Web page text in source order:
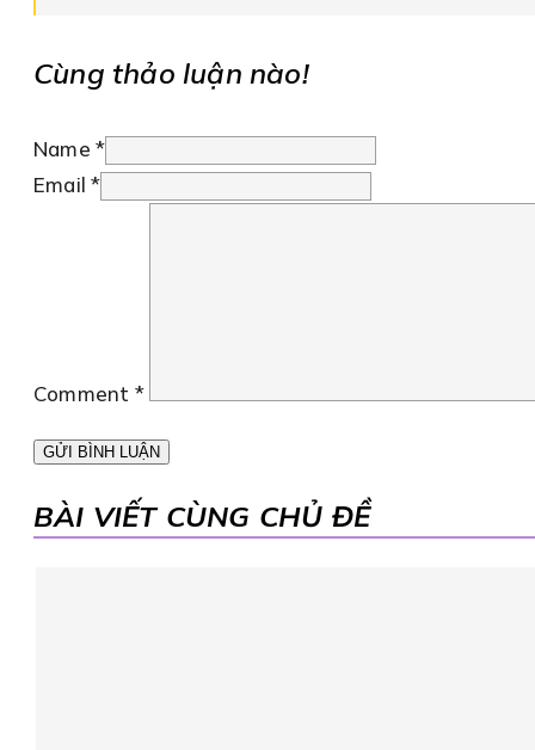
Cùng thảo luận nào!
Name *
Email *
Comment *
BÀI VIẾT CÙNG CHỦ ĐỀ